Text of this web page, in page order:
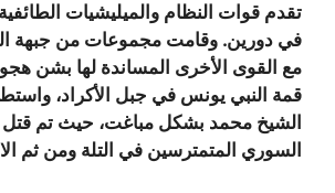
تقدم قوات النظام والميليشيات
في دورين. وقامت مجموعات من جبهة
مع القوى الأخرى المساندة لها بشن
قمة النبي يونس في جبل الأكراد،
الشيخ محمد بشكل مباغت، حيث تم قتل
السوري المتمترسين في التلة ومن ثم